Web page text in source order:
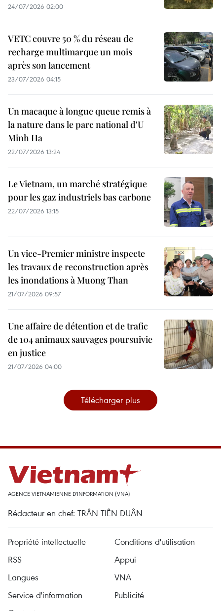
24/07/2026 02:00
VETC couvre 50 % du réseau de
recharge multimarque un mois
après son lancement
23/07/2026 04:15
Un macaque à longue queue remis à
la nature dans le parc national d'U
Minh Ha
22/07/2026 13:24
Le Vietnam, un marché stratégique
pour les gaz industriels bas carbone
22/07/2026 13:15
Un vice-Premier ministre inspecte
les travaux de reconstruction après
les inondations à Muong Than
21/07/2026 09:57
Une affaire de détention et de trafic
de 104 animaux sauvages poursuivie
en justice
21/07/2026 04:00
Télécharger plus
AGENCE VIETNAMIENNE D'INFORMATION (VNA)
Rédacteur en chef: TRÂN TIÊN DUÂN
Propriété intellectuelle
Conditions d'utilisation
RSS
Appui
Langues
VNA
Service d'information
Publicité